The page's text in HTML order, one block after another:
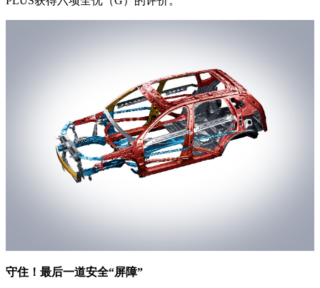
守住！最后一道安全“屏障”